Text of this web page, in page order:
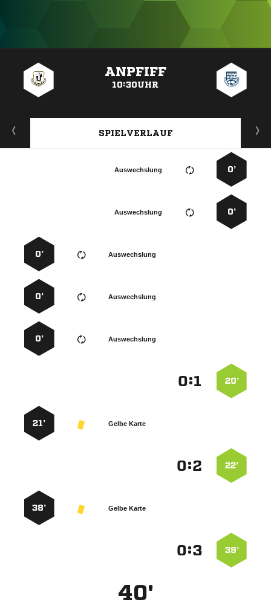
ANPFIFF
10:30UHR
SPIELVERLAUF
0’
Auswechslung
0’
Auswechslung
Auswechslung
0’
Auswechslung
0’
Auswechslung
0’
20’
:
Gelbe Karte
21’
22’
:
Gelbe Karte
38’
39’
:
40'